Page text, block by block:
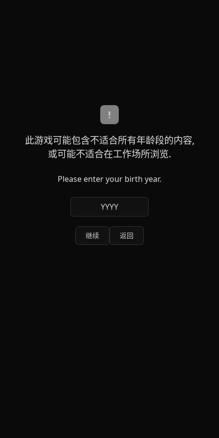
!
此游戏可能包含不适合所有年龄段的内容,
或可能不适合在工作场所浏览.
Please enter your birth year.
YYYY
继续 返回